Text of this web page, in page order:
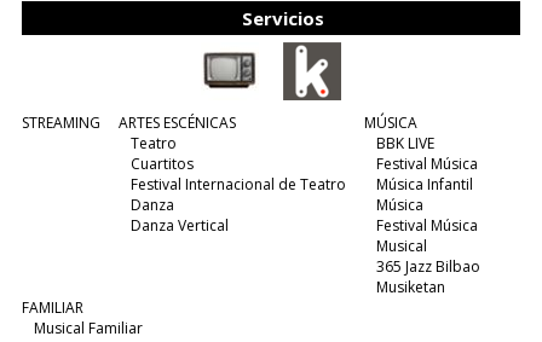
Servicios
STREAMING
ARTES ESCÉNICAS
Teatro
Cuartitos
Festival Internacional de Teatro
Danza
Danza Vertical
MÚSICA
BBK LIVE
Festival Música
Música Infantil
Música
Festival Música
Musical
365 Jazz Bilbao
Musiketan
FAMILIAR
Musical Familiar